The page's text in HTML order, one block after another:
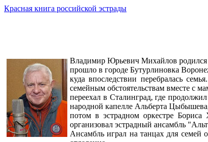
Красная книга российской эстрады
Владимир Юрьевич Михайлов родился
прошло в городе Бутурлиновка
куда впоследствии перебралась
семейным обстоятельствам вместе с
переехал в Сталинград, где
народной капелле Альберта
потом в эстрадном оркестре Бориса
организовал эстрадный ансамбль
Ансамбль играл на танцах для семей